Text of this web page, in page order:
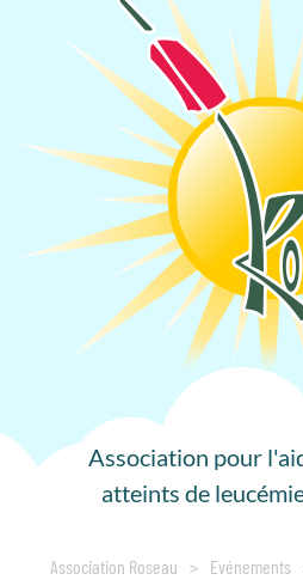
Association pour
atteints de
Association Roseau > Evénements